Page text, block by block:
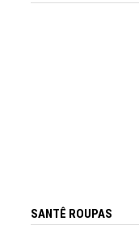
SANTÊ ROUPAS